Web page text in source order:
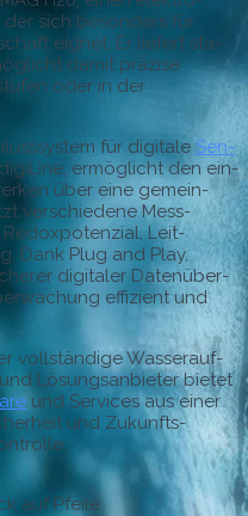
der sich beson­ders für
eignet. Er liefert sta­
damit präzise
oder in der
für dig­i­tale Sen­
ermöglicht den ein­
über eine gemein­
ver­schiedene Mess­
Redox­poten­zial, Leit­
Dank Plug and Play,
dig­i­taler Datenüber­
effizient und
voll­ständi­ge Wasser­auf­
Lösungsan­bi­eter bietet
und Ser­vices aus ein­er
und Zukun­fts­
auf Pfeile